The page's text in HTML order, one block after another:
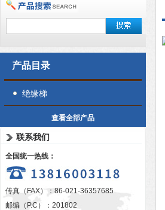
产品目录
绝缘梯
查看全部产品
联系我们
全国统一热线：
传真（FAX）：86-021-36357685
邮编（P.C）：201802